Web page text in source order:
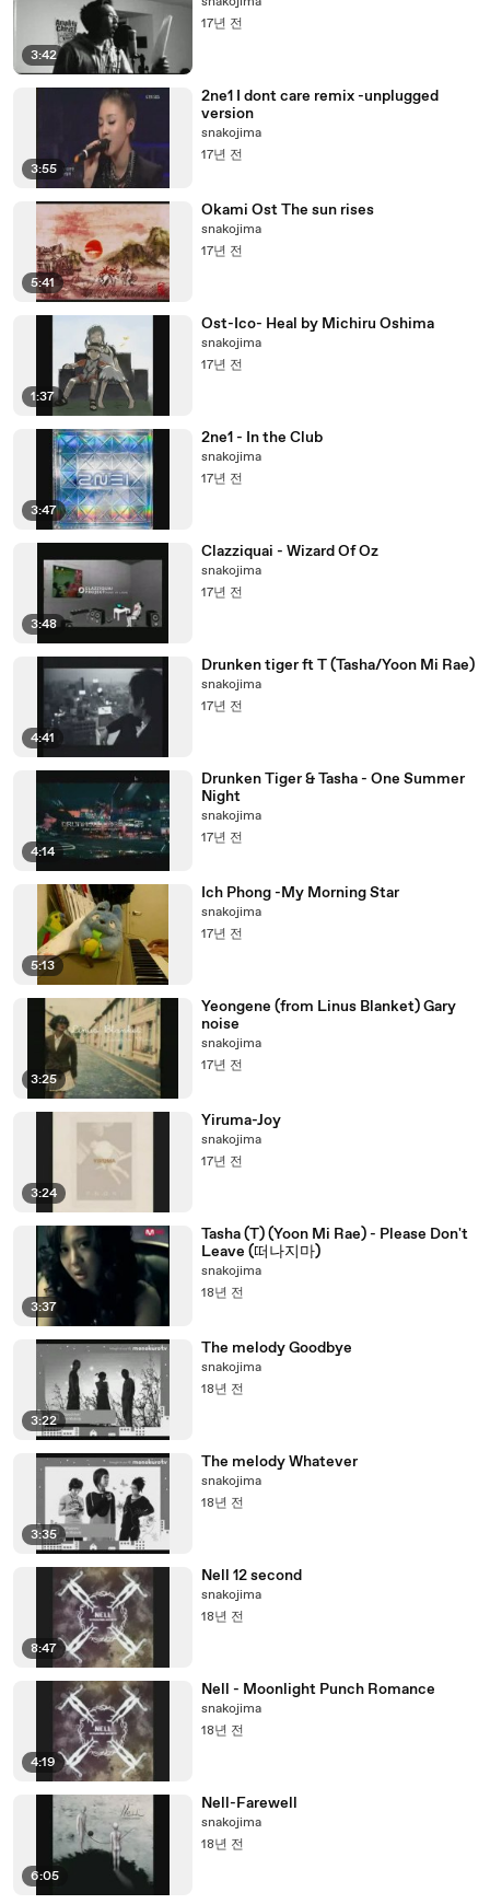
3:42
17년 전
3:55
2ne1 I dont care remix -unplugged
version
snakojima
17년 전
5:41
Okami Ost The sun rises
snakojima
17년 전
1:37
Ost-Ico- Heal by Michiru Oshima
snakojima
17년 전
3:47
2ne1 - In the Club
snakojima
17년 전
3:48
Clazziquai - Wizard Of Oz
snakojima
17년 전
4:41
Drunken tiger ft T (Tasha/Yoon Mi Rae)
snakojima
17년 전
4:14
Drunken Tiger & Tasha - One Summer
Night
snakojima
17년 전
5:13
Ich Phong -My Morning Star
snakojima
17년 전
3:25
Yeongene (from Linus Blanket) Gary
noise
snakojima
17년 전
3:24
Yiruma-Joy
snakojima
17년 전
3:37
Tasha (T) (Yoon Mi Rae) - Please Don't
Leave (떠나지마)
snakojima
18년 전
3:22
The melody Goodbye
snakojima
18년 전
3:35
The melody Whatever
snakojima
18년 전
8:47
Nell 12 second
snakojima
18년 전
4:19
Nell - Moonlight Punch Romance
snakojima
18년 전
6:05
Nell-Farewell
snakojima
18년 전